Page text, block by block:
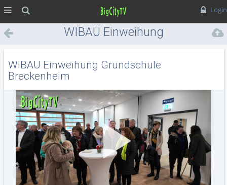
Login
WIBAU Einweihung
Grundschule Breckenheim
WIBAU Einweihung Grundschule
Breckenheim